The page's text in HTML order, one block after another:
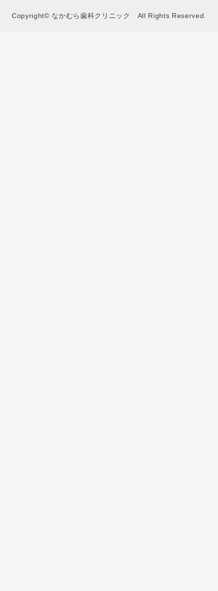
Copyright© なかむら歯科クリニック All Rights Reserved.